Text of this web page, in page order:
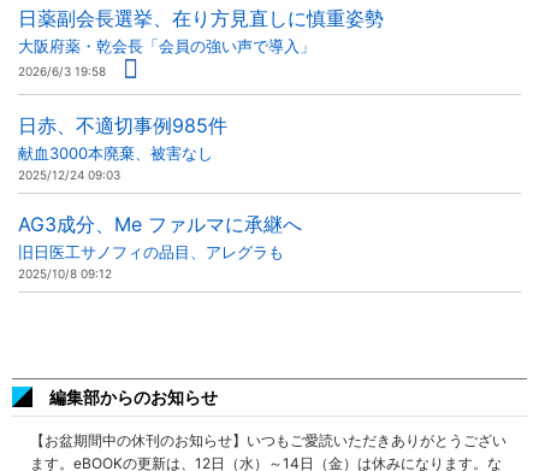
日薬副会長選挙、在り方見直しに慎重姿勢
大阪府薬・乾会長「会員の強い声で導入」
2026/6/3 19:58
日赤、不適切事例985件
献血3000本廃棄、被害なし
2025/12/24 09:03
AG3成分、Me ファルマに承継へ
旧日医工サノフィの品目、アレグラも
2025/10/8 09:12
編集部からのお知らせ
【お盆期間中の休刊のお知らせ】いつもご愛読いただきありがとうござい
ます。eBOOKの更新は、12日（水）～14日（金）は休みになります。な